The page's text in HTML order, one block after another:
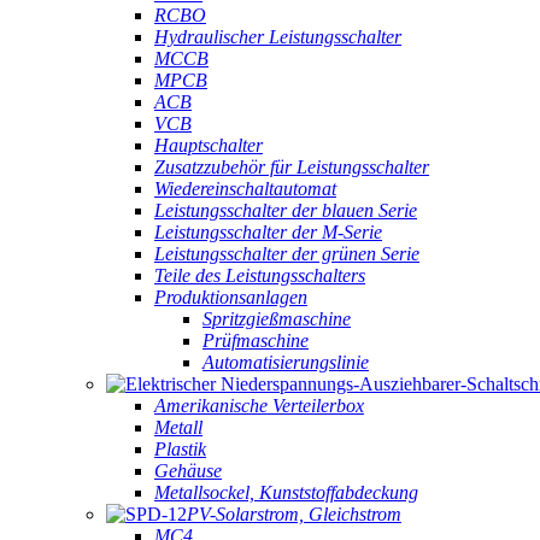
RCBO
Hydraulischer Leistungsschalter
MCCB
MPCB
ACB
VCB
Hauptschalter
Zusatzzubehör für Leistungsschalter
Wiedereinschaltautomat
Leistungsschalter der blauen Serie
Leistungsschalter der M-Serie
Leistungsschalter der grünen Serie
Teile des Leistungsschalters
Produktionsanlagen
Spritzgießmaschine
Prüfmaschine
Automatisierungslinie
Amerikanische Verteilerbox
Metall
Plastik
Gehäuse
Metallsockel, Kunststoffabdeckung
PV-Solarstrom, Gleichstrom
MC4